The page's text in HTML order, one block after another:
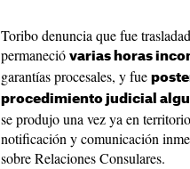
Toribo denuncia que fue
permaneció varias horas
garantías procesales, y fue
procedimiento judicial
se produjo una vez ya en
notificación y comunicación
sobre Relaciones Consulares.